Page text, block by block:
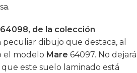
de la colección
dibujo que destaca, al
el modelo Mare 64097. No dejará
este suelo laminado está